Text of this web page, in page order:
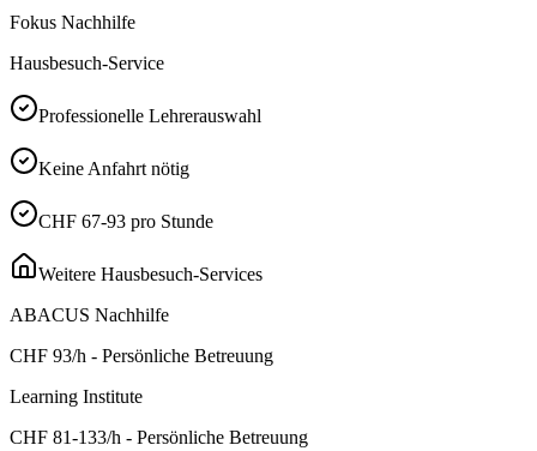
Fokus Nachhilfe
Hausbesuch-Service
Professionelle Lehrerauswahl
Keine Anfahrt nötig
CHF 67-93 pro Stunde
Weitere Hausbesuch-Services
ABACUS Nachhilfe
CHF 93/h - Persönliche Betreuung
Learning Institute
CHF 81-133/h - Persönliche Betreuung